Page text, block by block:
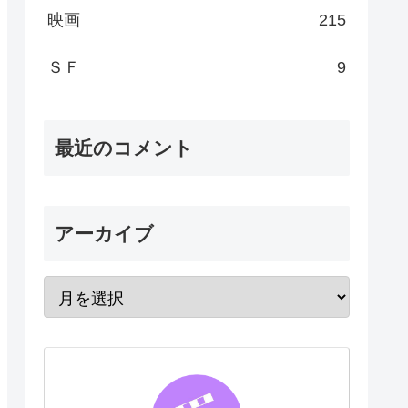
映画 215
ＳＦ 9
最近のコメント
アーカイブ